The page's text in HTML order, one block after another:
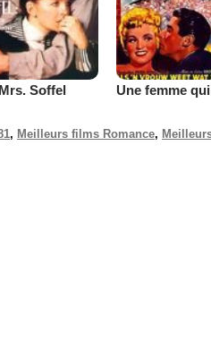
Mrs. Soffel
, Meilleurs films Romance,